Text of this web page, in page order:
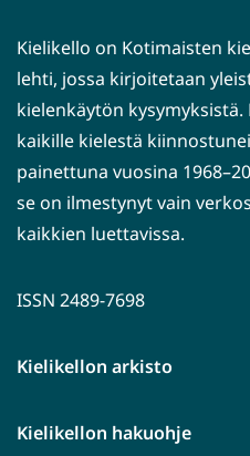
Kielikello on Kotimaisten
lehti, jossa kirjoitetaan
kielenkäytön
kaikille kielestä
painettuna vuosina
se on ilmestynyt vain
kaikkien luettavissa.
ISSN 2489-7698
Kielikellon arkisto
Kielikellon hakuohje